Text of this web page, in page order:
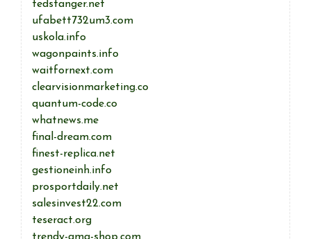
tedstanger.net
ufabett732um3.com
uskola.info
wagonpaints.info
waitfornext.com
clearvisionmarketing.co
quantum-code.co
whatnews.me
final-dream.com
finest-replica.net
gestioneinh.info
prosportdaily.net
salesinvest22.com
teseract.org